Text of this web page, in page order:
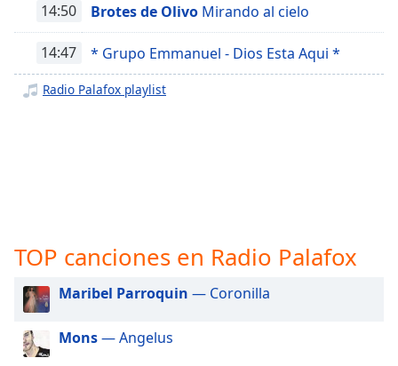
Descriptions
descriptions
off,
selected
dialog
off
selected
Audio
14:50 Brotes de Olivo Mirando al cielo
14:47 * Grupo Emmanuel - Dios Esta Aqui *
Radio Palafox playlist
TOP canciones en Radio Palafox
Maribel Parroquin — Coronilla
Mons— Angelus